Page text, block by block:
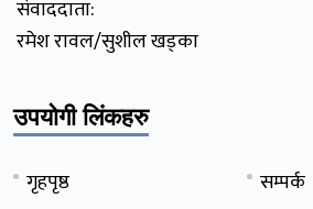
संवाददाता:
रमेश रावल/सुशील खड्का
उपयोगी लिंकहरु
गृहपृष्ठ
सम्पर्क